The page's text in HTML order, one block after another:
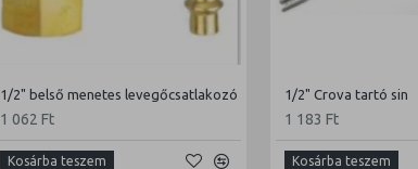
1/2" belső menetes levegőcsatlakozó
1 062 Ft
Kosárba teszem
1/2" Crova tartó sin
1 183 Ft
Kosárba teszem